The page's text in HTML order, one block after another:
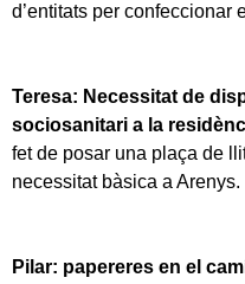
d’entitats per confeccionar
Teresa: Necessitat de
sociosanitari a la
fet de posar una plaça de
necessitat bàsica a Arenys.
Pilar: papereres en el